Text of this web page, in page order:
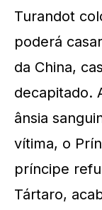
Turandot
poderá
da China,
decapitado.
ânsia
vítima, o
príncipe
Tártaro,